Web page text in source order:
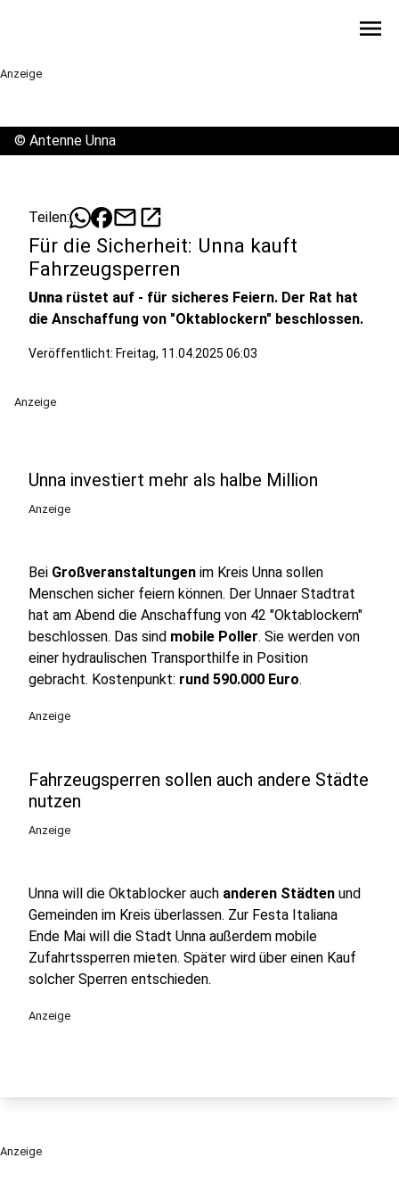
menu
Anzeige
© Antenne Unna
Teilen: mailopen_in_new
Für die Sicherheit: Unna kauft
Fahrzeugsperren
Unna rüstet auf - für sicheres Feiern. Der Rat hat
die Anschaffung von "Oktablockern" beschlossen.
Veröffentlicht: Freitag, 11.04.2025 06:03
Anzeige
Unna investiert mehr als halbe Million
Anzeige
Bei Großveranstaltungen im Kreis Unna sollen
Menschen sicher feiern können. Der Unnaer Stadtrat
hat am Abend die Anschaffung von 42 "Oktablockern"
beschlossen. Das sind mobile Poller. Sie werden von
einer hydraulischen Transporthilfe in Position
gebracht. Kostenpunkt: rund 590.000 Euro.
Anzeige
Fahrzeugsperren sollen auch andere Städte
nutzen
Anzeige
Unna will die Oktablocker auch anderen Städten und
Gemeinden im Kreis überlassen. Zur Festa Italiana
Ende Mai will die Stadt Unna außerdem mobile
Zufahrtssperren mieten. Später wird über einen Kauf
solcher Sperren entschieden.
Anzeige
Anzeige